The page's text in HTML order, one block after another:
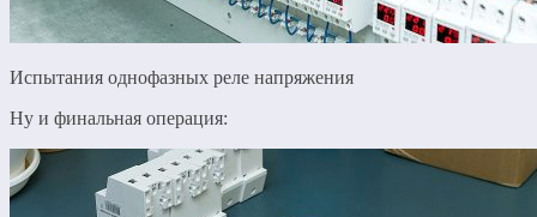
Испытания однофазных реле напряжения
Ну и финальная операция: